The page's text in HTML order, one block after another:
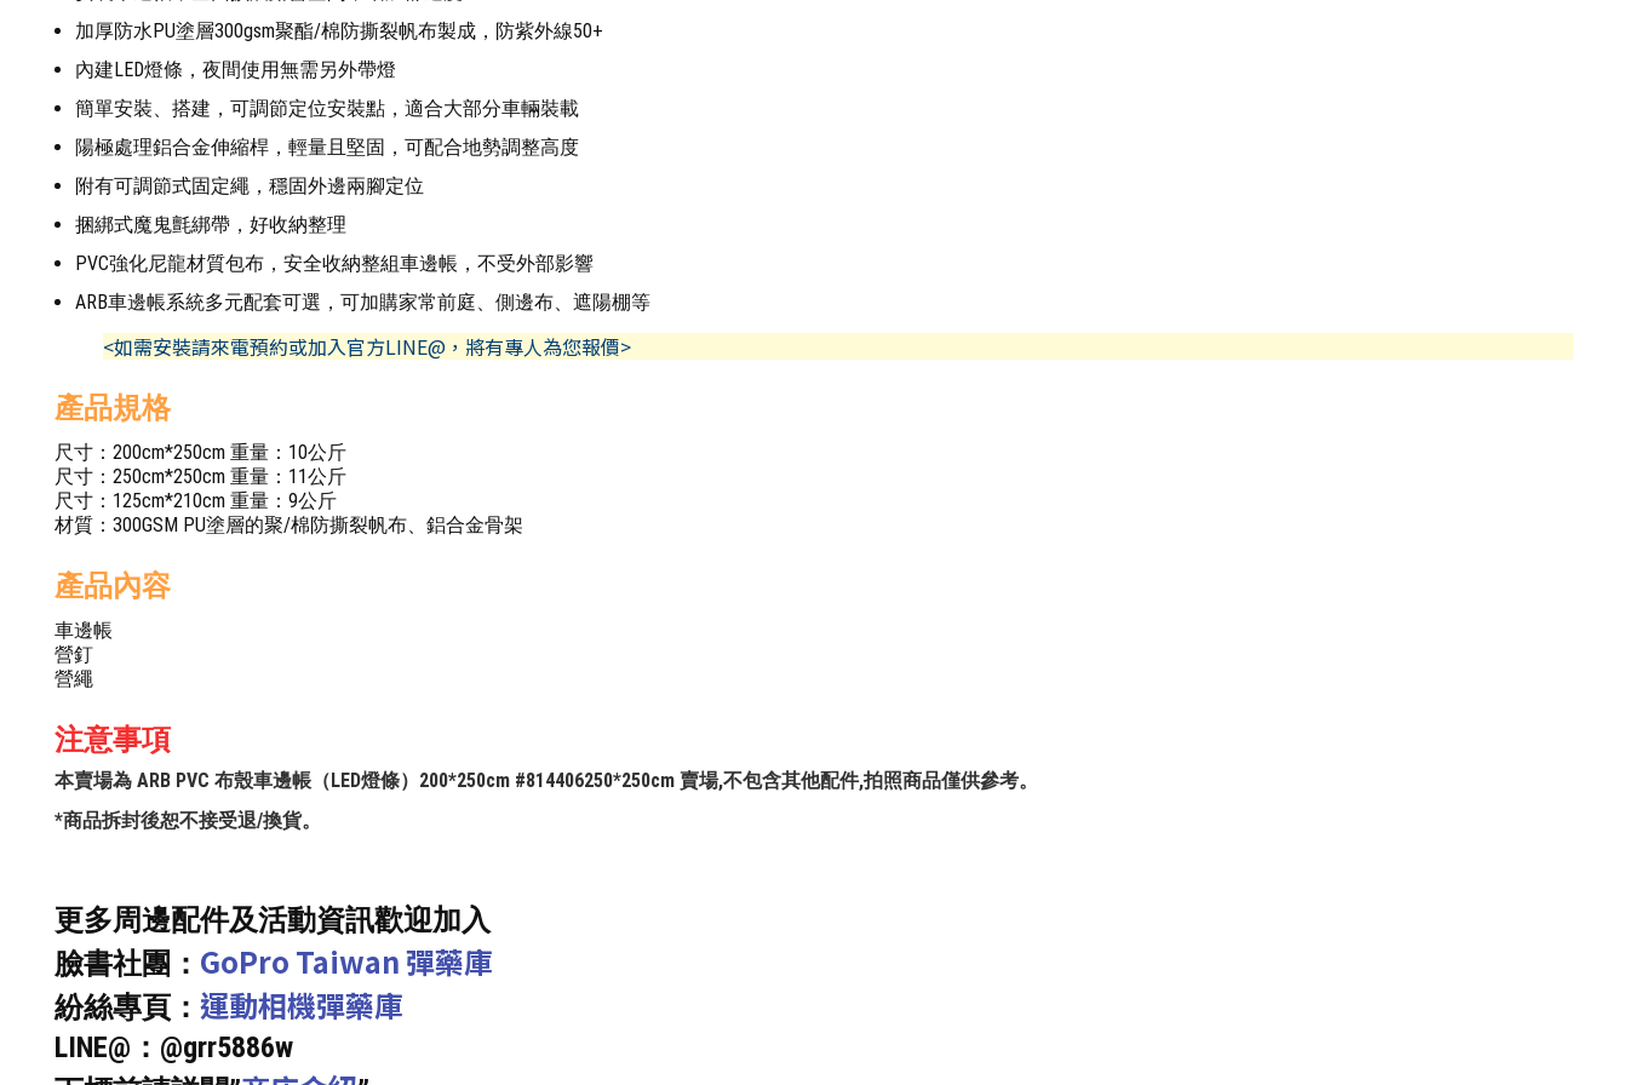
加厚防水PU塗層300gsm聚酯/棉防撕裂帆布製成，防紫外線50+
內建LED燈條，夜間使用無需另外帶燈
簡單安裝、搭建，可調節定位安裝點，適合大部分車輛裝載
陽極處理鋁合金伸縮桿，輕量且堅固，可配合地勢調整高度
附有可調節式固定繩，穩固外邊兩腳定位
捆綁式魔鬼氈綁帶，好收納整理
PVC強化尼龍材質包布，安全收納整組車邊帳，不受外部影響
ARB車邊帳系統多元配套可選，可加購家常前庭、側邊布、遮陽棚等
<如需安裝請來電預約或加入官方LINE@，將有專人為您報價>
產品規格
尺寸：200cm*250cm 重量：10公斤
尺寸：250cm*250cm 重量：11公斤
尺寸：125cm*210cm 重量：9公斤
材質：300GSM PU塗層的聚/棉防撕裂帆布、鋁合金骨架
產品內容
車邊帳
營釘
營繩
注意事項
本賣場為 ARB PVC 布殼車邊帳（LED燈條）200*250cm #814406250*250cm 賣場,不包含其他配件,拍照商品僅供參考。
*商品拆封後恕不接受退/換貨。
更多周邊配件及活動資訊歡迎加入
臉書社團： GoPro Taiwan 彈藥庫
紛絲專頁： 運動相機彈藥庫
LINE@：@grr5886w